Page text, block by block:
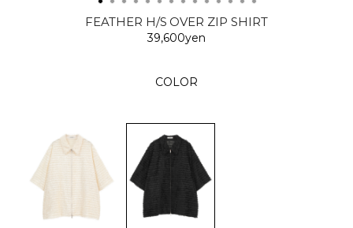
FEATHER H/S OVER ZIP SHIRT
39,600yen
COLOR